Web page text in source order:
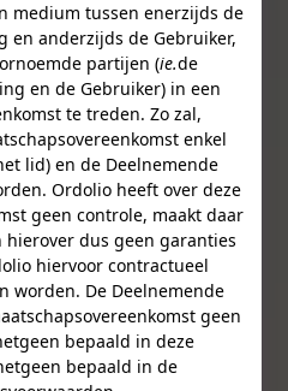
medium tussen enerzijds de
en anderzijds de Gebruiker,
partijen (ie.de
en de Gebruiker) in een
te treden. Zo zal,
enkel
lid) en de Deelnemende
Ordolio heeft over deze
geen controle, maakt daar
dus geen garanties
hiervoor contractueel
worden. De Deelnemende
geen
bepaald in deze
bepaald in de